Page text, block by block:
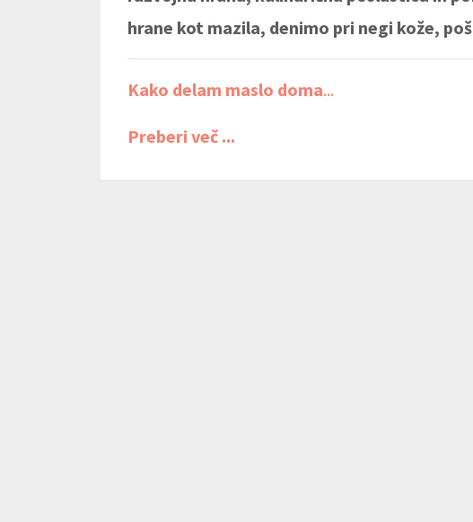
hrane kot mazila, denimo pri negi kože,
Kako delam maslo doma...
Preberi več ...